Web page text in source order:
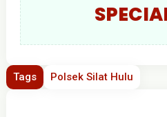
Tags Polsek Silat Hulu